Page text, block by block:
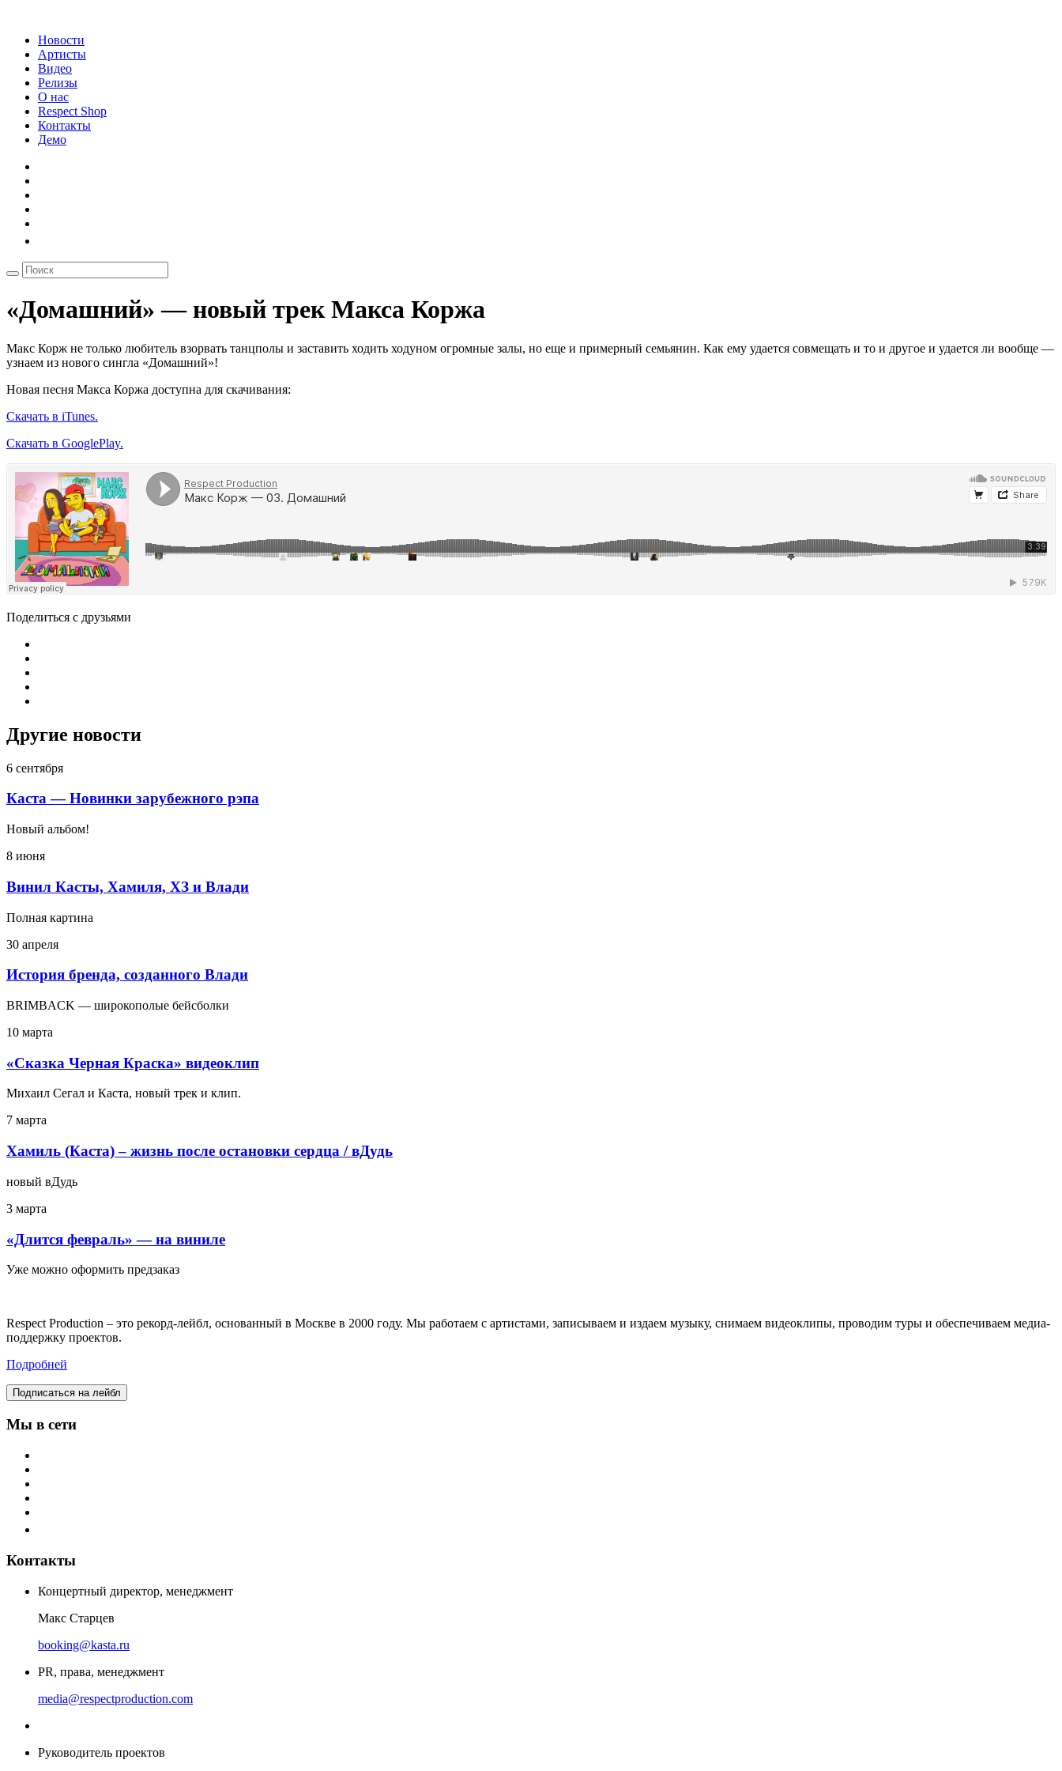
Новости
Артисты
Видео
Релизы
О нас
Respect Shop
Контакты
Демо
«Домашний» — новый трек Макса Коржа
Макс Корж не только любитель взорвать танцполы и заставить ходить ходуном огромные залы, но еще и примерный семьянин. Как ему удается совмещать и то и другое и удается ли вообще —
узнаем из нового сингла «Домашний»!
Новая песня Макса Коржа доступна для скачивания:
Скачать в iTunes.
Скачать в GooglePlay.
Поделиться с друзьями
Другие новости
6 сентября
Каста — Новинки зарубежного рэпа
Новый альбом!
8 июня
Винил Касты, Хамиля, ХЗ и Влади
Полная картина
30 апреля
История бренда, созданного Влади
BRIMBACK — широкополые бейсболки
10 марта
«Сказка Черная Краска» видеоклип
Михаил Сегал и Каста, новый трек и клип.
7 марта
Хамиль (Каста) – жизнь после остановки сердца / вДудь
новый вДудь
3 марта
«Длится февраль» — на виниле
Уже можно оформить предзаказ
Respect Production – это рекорд-лейбл, основанный в Москве в 2000 году. Мы работаем с артистами, записываем и издаем музыку, снимаем видеоклипы, проводим туры и обеспечиваем медиа-
поддержку проектов.
Подробней
Подписаться на лейбл
Мы в сети
Контакты
Концертный директор, менеджмент
Макс Старцев
booking@kasta.ru
PR, права, менеджмент
media@respectproduction.com
Руководитель проектов